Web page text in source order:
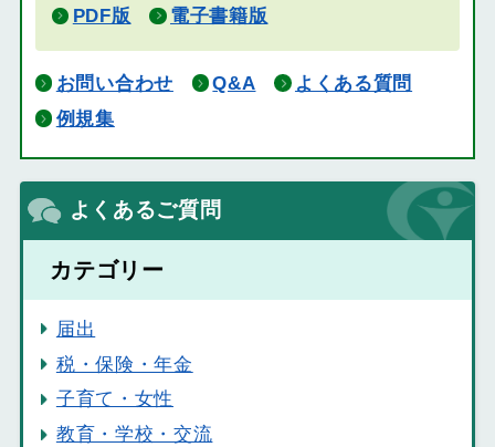
PDF版 電子書籍版
お問い合わせ Q&A
よくある質問
例規集
よくあるご質問
カテゴリー
届出
税・保険・年金
子育て・女性
教育・学校・交流